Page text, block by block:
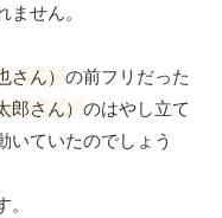
せん。
さん）の前フリだった
郎さん）のはやし立て
いていたのでしょう